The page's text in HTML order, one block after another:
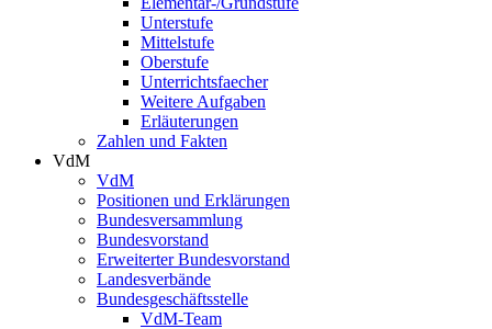
Unterstufe
Mittelstufe
Oberstufe
Unterrichtsfaecher
Weitere Aufgaben
Erläuterungen
Zahlen und Fakten
VdM
VdM
Positionen und Erklärungen
Bundesversammlung
Bundesvorstand
Erweiterter Bundesvorstand
Landesverbände
Bundesgeschäftsstelle
VdM-Team